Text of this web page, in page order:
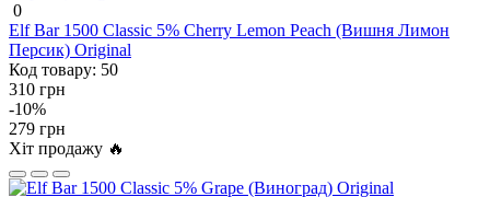
0
Elf Bar 1500 Classic 5% Cherry Lemon Peach (Вишня Лимон
Персик) Original
Код товару: 50
310 грн
-10%
279 грн
Хіт продажу 🔥